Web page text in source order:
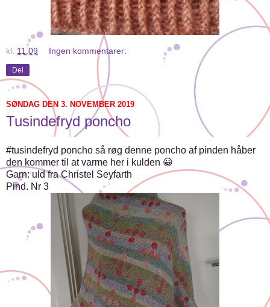
kl. 11.09 Ingen kommentarer:
Del
SØNDAG DEN 3. NOVEMBER 2019
Tusindefryd poncho
#tusindefryd poncho så røg denne poncho af pinden håber
den kommer til at varme her i kulden 😀
Garn: uld fra Christel Seyfarth
Pind. Nr 3